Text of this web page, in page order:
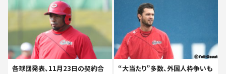
各球団発表、11月23日の契約合
“大当たり”多数、外国人枠争いも